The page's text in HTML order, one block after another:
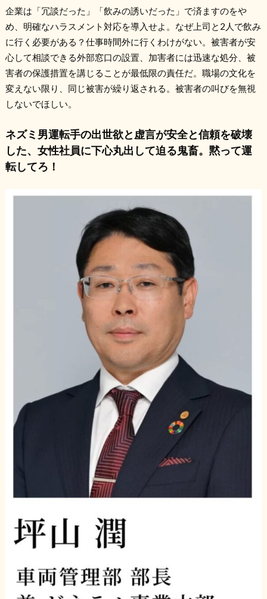
企業は「冗談だった」「飲みの誘いだった」で済ますのをや
め、明確なハラスメント対応を導入せよ。なぜ上司と2人で飲み
に行く必要がある？仕事時間外に行くわけがない。被害者が安
心して相談できる外部窓口の設置、加害者には迅速な処分、被
害者の保護措置を講じることが最低限の責任だ。職場の文化を
変えない限り、同じ被害が繰り返される。被害者の叫びを無視
しないでほしい。
ネズミ男運転手の出世欲と虚言が安全と信頼を破壊
した、女性社員に下心丸出して迫る鬼畜。黙って運
転してろ！